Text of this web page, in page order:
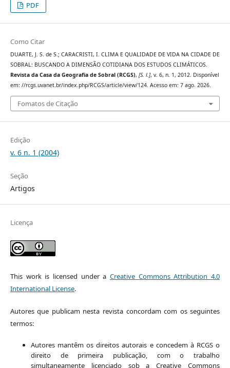
PDF
Como Citar
DUARTE, J. S. de S.; CARACRISTI, I. CLIMA E QUALIDADE DE VIDA NA CIDADE DE
SOBRAL: BUSCANDO A DIMENSÃO COTIDIANA DOS ESTUDOS CLIMÁTICOS.
Revista da Casa da Geografia de Sobral (RCGS), [S. l.], v. 6, n. 1, 2012. Disponível
em: //rcgs.uvanet.br/index.php/RCGS/article/view/124. Acesso em: 7 ago. 2026.
Fomatos de Citação
Edição
v. 6 n. 1 (2004)
Seção
Artigos
Licença
This work is licensed under aCreative Commons Attribution 4.0
International License.
Autores que publicam nesta revista concordam com os seguintes
termos:
Autores mantêm os direitos autorais e concedem à RCGS o
direito de primeira publicação, com o trabalho
simultaneamente licenciado sob a Creative Commons